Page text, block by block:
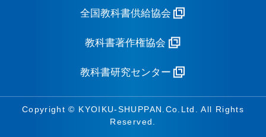
全国教科書供給協会
教科書著作権協会
教科書研究センター
Copyright © KYOIKU-SHUPPAN.Co.Ltd. All Rights
Reserved.